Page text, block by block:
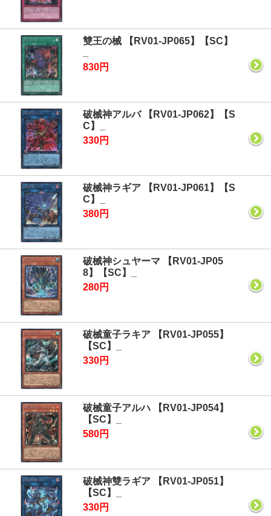
雙王の械 【RV01-JP065】【SC】
830円
破械神アルバ 【RV01-JP062】【S
C】_
330円
破械神ラギア 【RV01-JP061】【S
C】_
380円
破械神シュヤーマ 【RV01-JP05
8】【SC】_
280円
破械童子ラキア 【RV01-JP055】
【SC】_
330円
破械童子アルハ 【RV01-JP054】
【SC】_
580円
破械神雙ラギア 【RV01-JP051】
【SC】_
330円